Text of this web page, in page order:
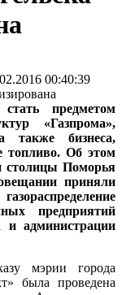
00:40:39
предметом
«Газпрома»,
также бизнеса,
топливо. Об этом
столицы Поморья
приняли
предприятий
администрации
мэрии города
была проведена